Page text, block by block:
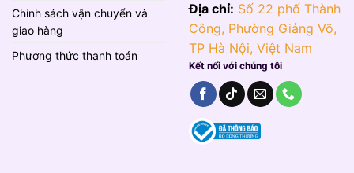
Chính sách vận chuyển và
giao hàng
Phương thức thanh toán
Địa chỉ: Số 22 phố Thành
Công, Phường Giảng Võ,
TP Hà Nội, Việt Nam
Kết nối với chúng tôi